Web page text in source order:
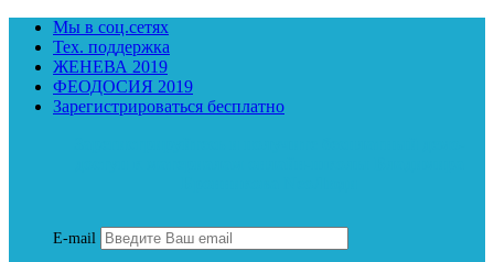
Мы в соц.сетях
Тех. поддержка
ЖЕНЕВА 2019
ФЕОДОСИЯ 2019
Зарегистрироваться бесплатно
E-mail